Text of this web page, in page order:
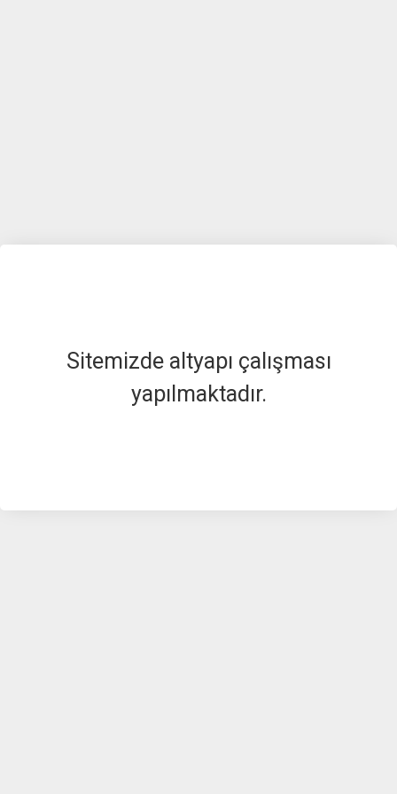
Sitemizde altyapı çalışması
yapılmaktadır.